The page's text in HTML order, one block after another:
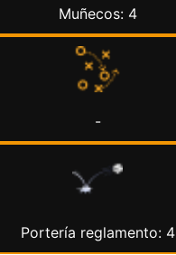
Muñecos: 4
-
Portería reglamento: 4